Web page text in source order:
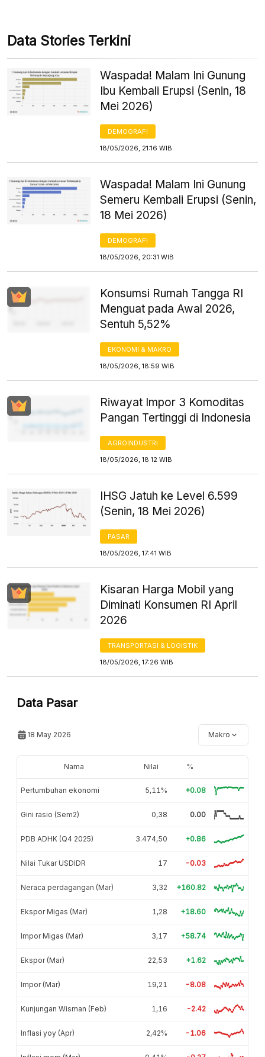
Data Stories Terkini
Waspada! Malam Ini Gunung
Ibu Kembali Erupsi (Senin, 18
Mei 2026)
DEMOGRAFI
18/05/2026, 21:16 WIB
Waspada! Malam Ini Gunung
Semeru Kembali Erupsi (Senin,
18 Mei 2026)
DEMOGRAFI
18/05/2026, 20:31 WIB
Konsumsi Rumah Tangga RI
Menguat pada Awal 2026,
Sentuh 5,52%
EKONOMI & MAKRO
18/05/2026, 18:59 WIB
Riwayat Impor 3 Komoditas
Pangan Tertinggi di Indonesia
AGROINDUSTRI
18/05/2026, 18:12 WIB
IHSG Jatuh ke Level 6.599
(Senin, 18 Mei 2026)
PASAR
18/05/2026, 17:41 WIB
Kisaran Harga Mobil yang
Diminati Konsumen RI April
2026
TRANSPORTASI & LOGISTIK
18/05/2026, 17:26 WIB
Data Pasar
18 May 2026 Makro
Nama Nilai %
Pertumbuhan ekonomi 5,11% +0.08
Gini rasio (Sem2) 0,38 0.00
PDB ADHK (Q4 2025) 3.474,50 +0.86
Nilai Tukar USDIDR 17 -0.03
Neraca perdagangan (Mar) 3,32 +160.82
Ekspor Migas (Mar) 1,28 +18.60
Impor Migas (Mar) 3,17 +58.74
Ekspor (Mar) 22,53 +1.62
Impor (Mar) 19,21 -8.08
Kunjungan Wisman (Feb) 1,16 -2.42
Inflasi yoy (Apr) 2,42% -1.06